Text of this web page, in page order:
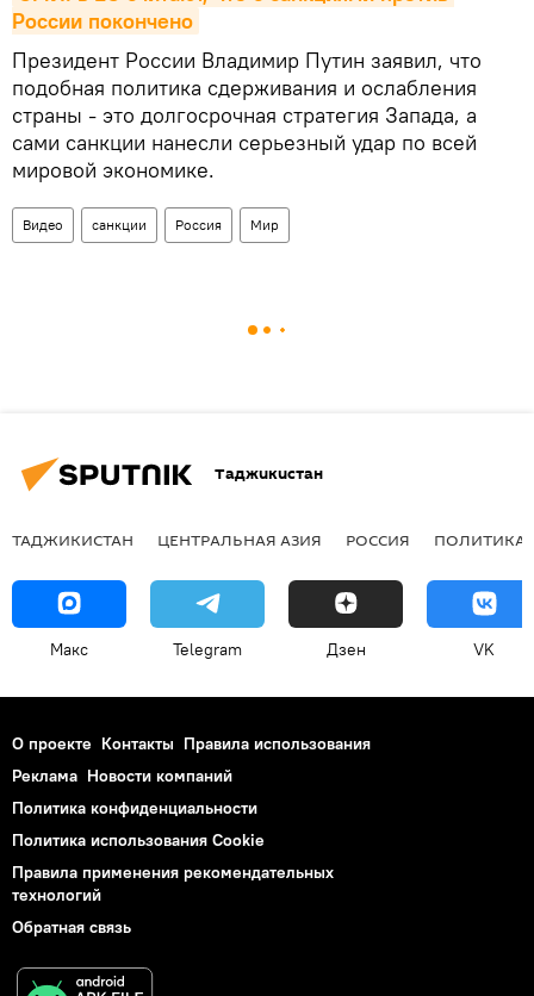
России покончено
Президент России Владимир Путин заявил, что
подобная политика сдерживания и ослабления
страны - это долгосрочная стратегия Запада, а
сами санкции нанесли серьезный удар по всей
мировой экономике.
Видео санкции Россия Мир
Таджикистан
ТАДЖИКИСТАН ЦЕНТРАЛЬНАЯ АЗИЯ РОССИЯ ПОЛИТИКА
Макс Telegram Дзен VK
О проекте Контакты Правила использования
Реклама Новости компаний
Политика конфиденциальности
Политика использования Cookie
Правила применения рекомендательных
технологий
Обратная связь